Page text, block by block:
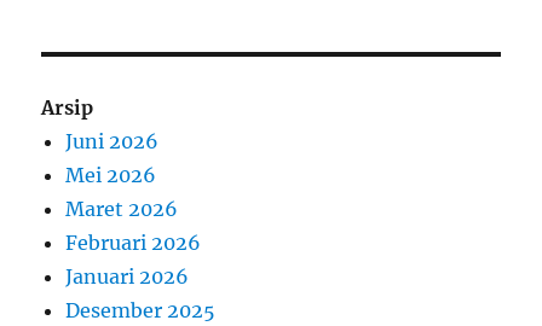
Arsip
Juni 2026
Mei 2026
Maret 2026
Februari 2026
Januari 2026
Desember 2025